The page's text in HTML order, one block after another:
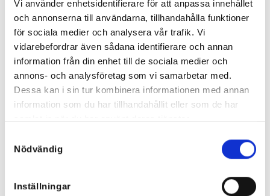
Vi använder enhetsidentifierare för att anpassa innehållet
och annonserna till användarna, tillhandahålla funktioner
för sociala medier och analysera vår trafik. Vi
vidarebefordrar även sådana identifierare och annan
information från din enhet till de sociala medier och
annons- och analysföretag som vi samarbetar med.
Dessa kan i sin tur kombinera informationen med annan
information som du har tillhandahållit eller som de har
samlat in när du har använt deras tjänster.
Nödvändig
Inställningar
ljusgrön volang – sidenmix